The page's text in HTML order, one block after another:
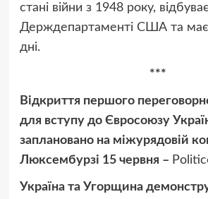
стані війни з 1948 року,
Держдепартаменті США та має
дні.
***
Відкриття першого
для вступу до Євросоюзу
заплановано на міжурядовій
Люксембурзі 15 червня –
Україна та Угорщина